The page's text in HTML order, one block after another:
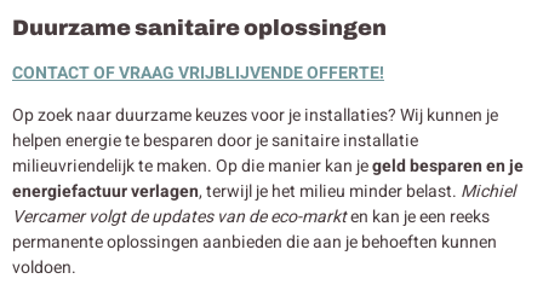
Duurzame sanitaire oplossingen
CONTACT OF VRAAG VRIJBLIJVENDE OFFERTE!
Op zoek naar duurzame keuzes voor je installaties? Wij kunnen je
helpen energie te besparen door je sanitaire installatie
milieuvriendelijk te maken. Op die manier kan jegeld besparen en je
energiefactuur verlagen, terwijl je het milieu minder belast. Michiel
Vercamer volgt de updates van de eco-markten kan je een reeks
permanente oplossingen aanbieden die aan je behoeften kunnen
voldoen.